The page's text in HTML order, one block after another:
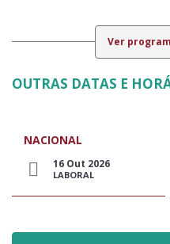
Ver
OUTRAS DATAS E
NACIONAL
16 Out 2026
LABORAL